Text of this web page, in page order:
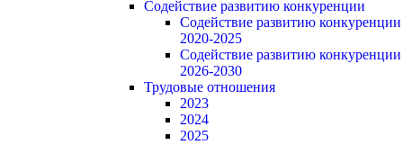
Содействие развитию конкуренции
Содействие развитию конкуренции
2020-2025
Содействие развитию конкуренции
2026-2030
Трудовые отношения
2023
2024
2025